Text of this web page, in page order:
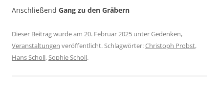
Anschließend Gang zu den Gräbern
Dieser Beitrag wurde am 20. Februar 2025 unterGedenken,
Veranstaltungen veröffentlicht. Schlagwörter:Christoph Probst,
Hans Scholl, Sophie Scholl.